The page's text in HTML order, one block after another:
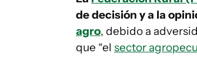
de decisión y a la
agro, debido a
que “el sector